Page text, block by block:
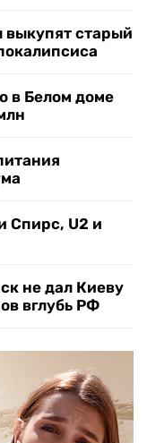
старый
в Белом доме
Спирс, U2 и
не дал Киеву
вглубь РФ